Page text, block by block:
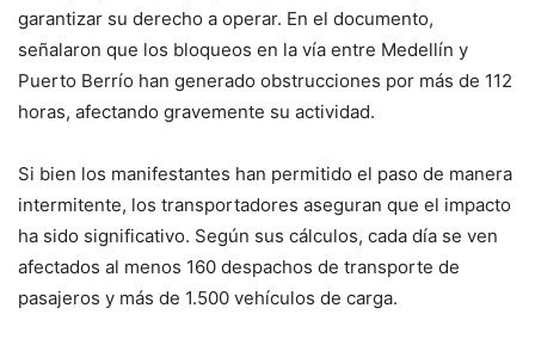
garantizar su derecho a operar. En el documento,
señalaron que los bloqueos en la vía entre Medellín y
Puerto Berrío han generado obstrucciones por más de 112
horas, afectando gravemente su actividad.
Si bien los manifestantes han permitido el paso de manera
intermitente, los transportadores aseguran que el impacto
ha sido significativo. Según sus cálculos, cada día se ven
afectados al menos 160 despachos de transporte de
pasajeros y más de 1.500 vehículos de carga.